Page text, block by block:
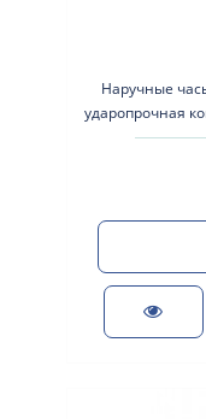
Наручные
ударопрочная